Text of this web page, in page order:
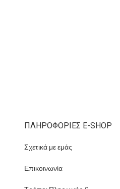
ΠΛΗΡΟΦΟΡΊΕΣ E-SHOP
Σχετικά με εμάς
Επικοινωνία